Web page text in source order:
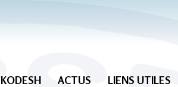
KODESH ACTUS LIENS UTILES